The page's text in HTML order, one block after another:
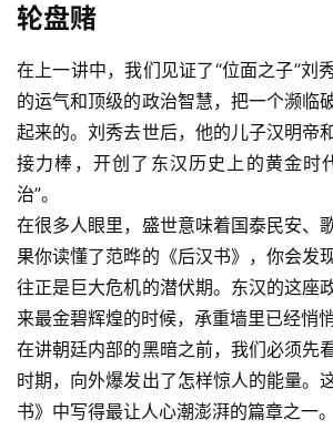
轮盘赌
在上一讲中，我们见证了“位面之子”刘
的运气和顶级的政治智慧，把一个濒临
起来的。刘秀去世后，他的儿子汉明帝
接力棒，开创了东汉历史上的黄金
治”。
在很多人眼里，盛世意味着国泰民安、
果你读懂了范晔的《后汉书》，你会发
往正是巨大危机的潜伏期。东汉的这座
来最金碧辉煌的时候，承重墙里已经悄
在讲朝廷内部的黑暗之前，我们必须先
时期，向外爆发出了怎样惊人的能量。
书》中写得最让人心潮澎湃的篇章之一。